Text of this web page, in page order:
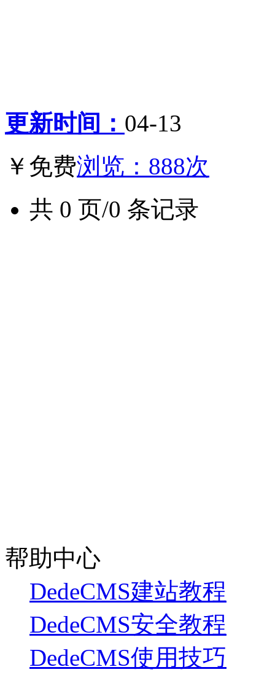
更新时间： 04-13
￥免费浏览：888次
共 0 页/0 条记录
帮助中心
DedeCMS建站教程
DedeCMS安全教程
DedeCMS使用技巧